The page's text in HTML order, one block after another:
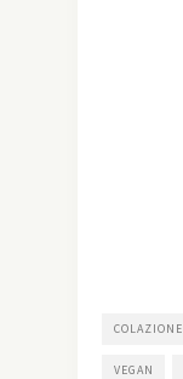
COLAZIONE
VEGAN